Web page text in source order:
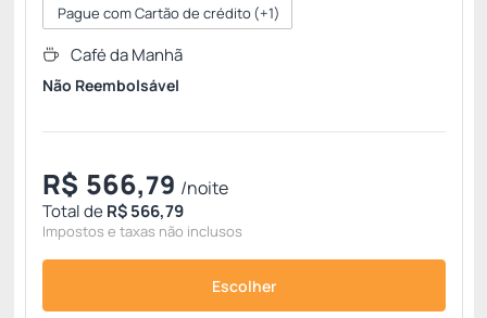
Pague com Cartão de crédito(+1)
Café da Manhã
Não Reembolsável
R$ 566,79 /noite
Total deR$ 566,79
Impostos e taxas não inclusos
Escolher